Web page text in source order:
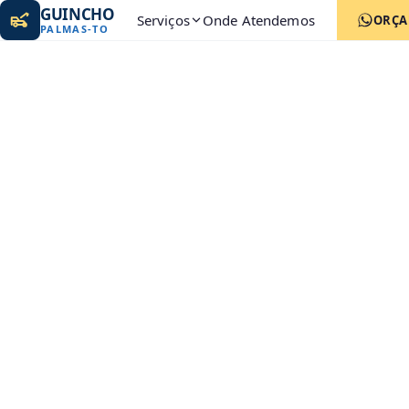
GUINCHO
PALMAS-TO Serviços Onde Atendemos